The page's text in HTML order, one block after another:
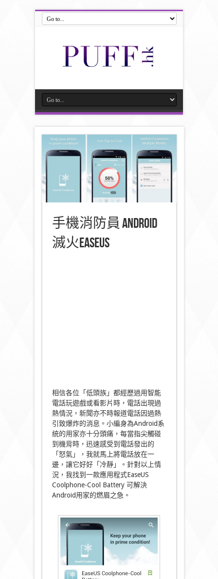
手機消防員 Android
滅火EaseUS
相信各位「低頭族」都經歷過用智能
電話玩遊戲或看影片時，電話出現過
熱情況，新聞亦不時報道電話因過熱
引致爆炸的消息。小編身為Android系
統的用家亦十分頭痛，每當指尖觸碰
到機背時，迅速感受到電話發出的
「怒氣」，我就馬上將電話放在一
邊，讓它好好「冷靜」。針對以上情
況，我找到一款應用程式EaseUS
Coolphone-Cool Battery 可解決
Android用家的燃眉之急。